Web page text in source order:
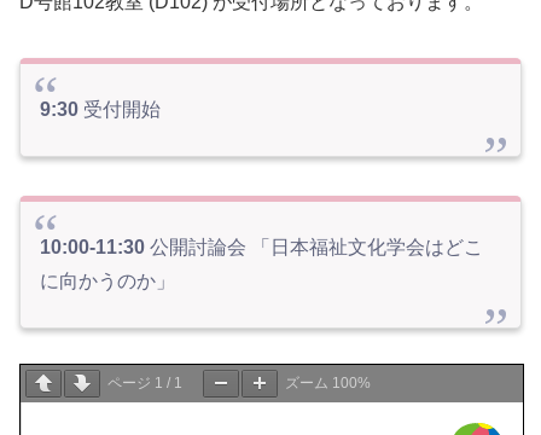
9:30 受付開始
10:00-11:30 公開討論会 「日本福祉文化学会はどこ
に向かうのか」
ページ 1 / 1 ズーム 100%